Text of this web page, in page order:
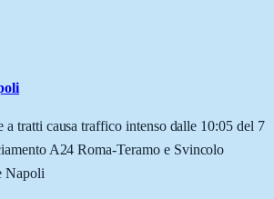
tratti causa traffico intenso dalle 10:05 del 7
A24 Roma-Teramo e Svincolo
Napoli